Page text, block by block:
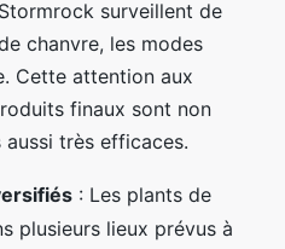
surveillent de
chanvre, les modes
Cette attention aux
finaux sont non
très efficaces.
: Les plants de
plusieurs lieux prévus à